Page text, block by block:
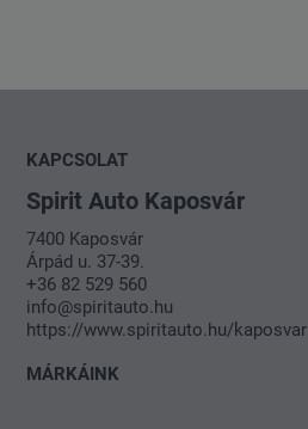
KAPCSOLAT
Spirit Auto Kaposvár
7400 Kaposvár
Árpád u. 37-39.
+36 82 529 560
info@spiritauto.hu
https://www.spiritauto.hu/kaposvar
MÁRKÁINK